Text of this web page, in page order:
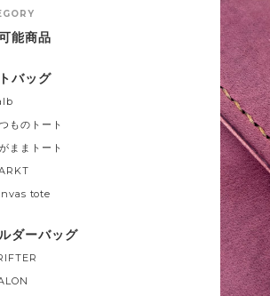
能商品
バッグ
ものトート
ままトート
tote
ダーバッグ